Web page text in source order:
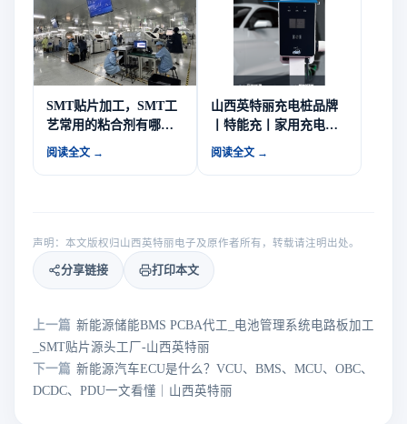
SMT贴片加工，SMT工
艺常用的粘合剂有哪
些？粘合剂的涂敷方法
阅读全文 →
山西英特丽充电桩品牌
丨特能充丨家用充电桩
如何选择？
阅读全文 →
声明：本文版权归山西英特丽电子及原作者所有，转载请注明出处。
分享链接 打印本文
上一篇 新能源储能BMS PCBA代工_电池管理系统电路板加工
_SMT贴片源头工厂-山西英特丽
下一篇 新能源汽车ECU是什么？VCU、BMS、MCU、OBC、
DCDC、PDU一文看懂｜山西英特丽